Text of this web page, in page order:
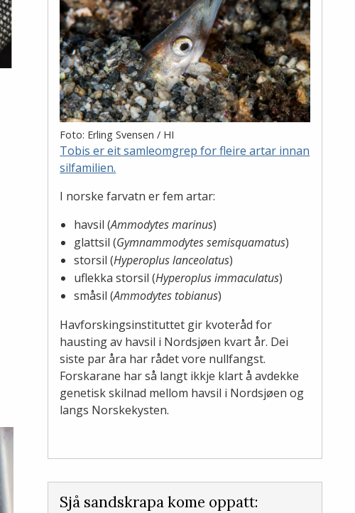
Foto: Erling Svensen / HI
Tobis er eit samleomgrep for fleire artar innan
silfamilien.
I norske farvatn er fem artar:
havsil (Ammodytes marinus)
glattsil (Gymnammodytes semisquamatus)
storsil (Hyperoplus lanceolatus)
uflekka storsil (Hyperoplus immaculatus)
småsil (Ammodytes tobianus)
Havforskingsinstituttet gir kvoteråd for
hausting av havsil i Nordsjøen kvart år. Dei
siste par åra har rådet vore nullfangst.
Forskarane har så langt ikkje klart å avdekke
genetisk skilnad mellom havsil i Nordsjøen og
langs Norskekysten.
Sjå sandskrapa kome oppatt: